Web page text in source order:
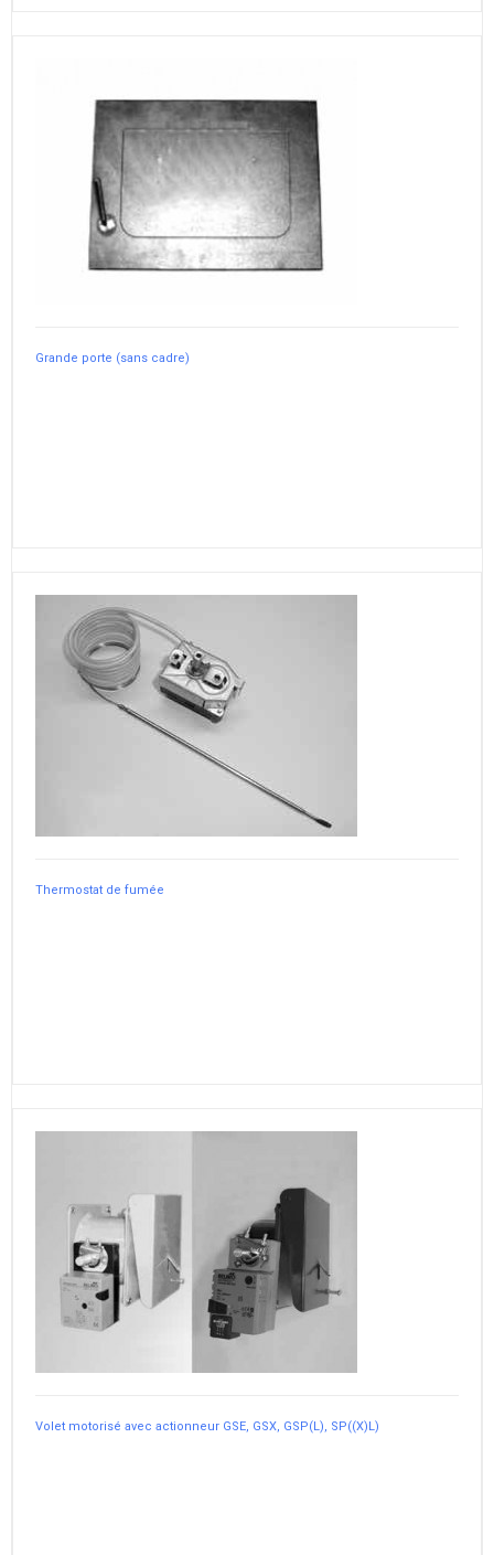
Grande porte (sans cadre)
Thermostat de fumée
Volet motorisé avec actionneur GSE, GSX, GSP(L), SP((X)L)